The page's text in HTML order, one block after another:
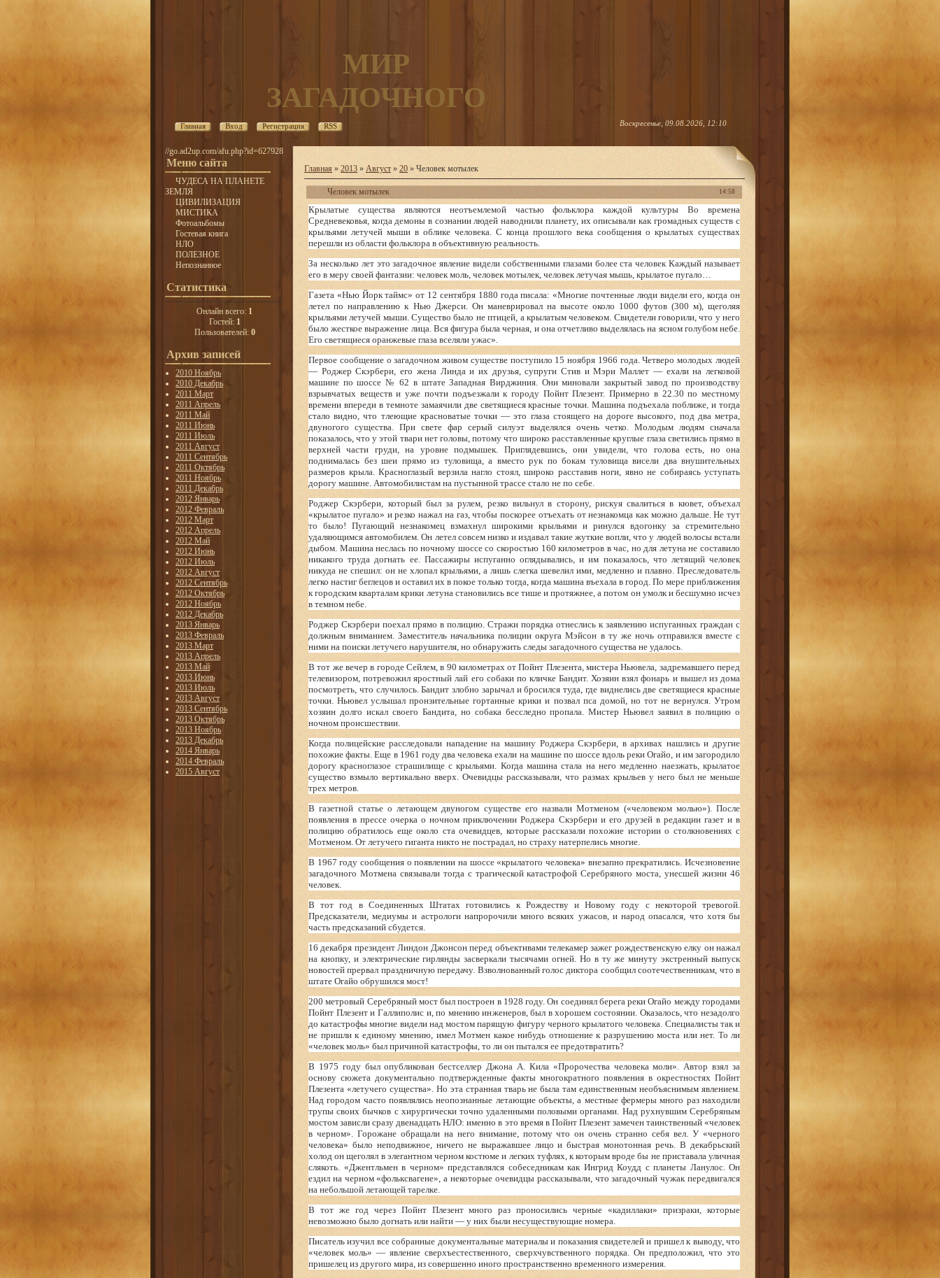
МИР
ЗАГАДОЧНОГО
Главная Вход Регистрация RSS Воскресенье, 09.08.2026, 12:10
//go.ad2up.com/afu.php?id=627928
Меню сайта
ЧУДЕСА НА ПЛАНЕТЕ
ЗЕМЛЯ
ЦИВИЛИЗАЦИЯ
МИСТИКА
Фотоальбомы
Гостевая книга
НЛО
ПОЛЕЗНОЕ
Непознанное
Статистика
Онлайн всего: 1
Гостей: 1
Пользователей: 0
Архив записей
2010 Ноябрь
2010 Декабрь
2011 Март
2011 Апрель
2011 Май
2011 Июнь
2011 Июль
2011 Август
2011 Сентябрь
2011 Октябрь
2011 Ноябрь
2011 Декабрь
2012 Январь
2012 Февраль
2012 Март
2012 Апрель
2012 Май
2012 Июнь
2012 Июль
2012 Август
2012 Сентябрь
2012 Октябрь
2012 Ноябрь
2012 Декабрь
2013 Январь
2013 Февраль
2013 Март
2013 Апрель
2013 Май
2013 Июнь
2013 Июль
2013 Август
2013 Сентябрь
2013 Октябрь
2013 Ноябрь
2013 Декабрь
2014 Январь
2014 Февраль
2015 Август
Главная » 2013 » Август » 20 » Человек мотылек
14:58
Человек мотылек
Крылатые существа являются неотъемлемой частью фольклора каждой культуры Во времена
Средневековья, когда демоны в сознании людей наводнили планету, их описывали как громадных существ с
крыльями летучей мыши в облике человека. С конца прошлого века сообщения о крылатых существах
перешли из области фольклора в объективную реальность.
За несколько лет это загадочное явление видели собственными глазами более ста человек Каждый называет
его в меру своей фантазии: человек моль, человек мотылек, человек летучая мышь, крылатое пугало…
Газета «Нью Йорк таймс» от 12 сентября 1880 года писала: «Многие почтенные люди видели его, когда он
летел по направлению к Нью Джерси. Он маневрировал на высоте около 1000 футов (300 м), щеголяя
крыльями летучей мыши. Существо было не птицей, а крылатым человеком. Свидетели говорили, что у него
было жесткое выражение лица. Вся фигура была черная, и она отчетливо выделялась на ясном голубом небе.
Его светящиеся оранжевые глаза вселяли ужас».
Первое сообщение о загадочном живом существе поступило 15 ноября 1966 года. Четверо молодых людей
— Роджер Скэрбери, его жена Линда и их друзья, супруги Стив и Мэри Маллет — ехали на легковой
машине по шоссе № 62 в штате Западная Вирджиния. Они миновали закрытый завод по производству
взрывчатых веществ и уже почти подъезжали к городу Пойнт Плезент. Примерно в 22.30 по местному
времени впереди в темноте замаячили две светящиеся красные точки. Машина подъехала поближе, и тогда
стало видно, что тлеющие красноватые точки — это глаза стоящего на дороге высокого, под два метра,
двуногого существа. При свете фар серый силуэт выделялся очень четко. Молодым людям сначала
показалось, что у этой твари нет головы, потому что широко расставленные круглые глаза светились прямо в
верхней части груди, на уровне подмышек. Приглядевшись, они увидели, что голова есть, но она
поднималась без шеи прямо из туловища, а вместо рук по бокам туловища висели два внушительных
размеров крыла. Красноглазый верзила нагло стоял, широко расставив ноги, явно не собираясь уступать
дорогу машине. Автомобилистам на пустынной трассе стало не по себе.
Роджер Скэрбери, который был за рулем, резко вильнул в сторону, рискуя свалиться в кювет, объехал
«крылатое пугало» и резко нажал на газ, чтобы поскорее отъехать от незнакомца как можно дальше. Не тут
то было! Пугающий незнакомец взмахнул широкими крыльями и ринулся вдогонку за стремительно
удаляющимся автомобилем. Он летел совсем низко и издавал такие жуткие вопли, что у людей волосы встали
дыбом. Машина неслась по ночному шоссе со скоростью 160 километров в час, но для летуна не составило
никакого труда догнать ее. Пассажиры испуганно оглядывались, и им показалось, что летящий человек
никуда не спешил: он не хлопал крыльями, а лишь слегка шевелил ими, медленно и плавно. Преследователь
легко настиг беглецов и оставил их в покое только тогда, когда машина въехала в город. По мере приближения
к городским кварталам крики летуна становились все тише и протяжнее, а потом он умолк и бесшумно исчез
в темном небе.
Роджер Скэрбери поехал прямо в полицию. Стражи порядка отнеслись к заявлению испуганных граждан с
должным вниманием. Заместитель начальника полиции округа Мэйсон в ту же ночь отправился вместе с
ними на поиски летучего нарушителя, но обнаружить следы загадочного существа не удалось.
В тот же вечер в городе Сейлем, в 90 километрах от Пойнт Плезента, мистера Ньювела, задремавшего перед
телевизором, потревожил яростный лай его собаки по кличке Бандит. Хозяин взял фонарь и вышел из дома
посмотреть, что случилось. Бандит злобно зарычал и бросился туда, где виднелись две светящиеся красные
точки. Ньювел услышал пронзительные гортанные крики и позвал пса домой, но тот не вернулся. Утром
хозяин долго искал своего Бандита, но собака бесследно пропала. Мистер Ньювел заявил в полицию о
ночном происшествии.
Когда полицейские расследовали нападение на машину Роджера Скэрбери, в архивах нашлись и другие
похожие факты. Еще в 1961 году два человека ехали на машине по шоссе вдоль реки Огайо, и им загородило
дорогу красноглазое страшилище с крыльями. Когда машина стала на него медленно наезжать, крылатое
существо взмыло вертикально вверх. Очевидцы рассказывали, что размах крыльев у него был не меньше
трех метров.
В газетной статье о летающем двуногом существе его назвали Мотменом («человеком молью»). После
появления в прессе очерка о ночном приключении Роджера Скэрбери и его друзей в редакции газет и в
полицию обратилось еще около ста очевидцев, которые рассказали похожие истории о столкновениях с
Мотменом. От летучего гиганта никто не пострадал, но страху натерпелись многие.
В 1967 году сообщения о появлении на шоссе «крылатого человека» внезапно прекратились. Исчезновение
загадочного Мотмена связывали тогда с трагической катастрофой Серебряного моста, унесшей жизни 46
человек.
В тот год в Соединенных Штатах готовились к Рождеству и Новому году с некоторой тревогой.
Предсказатели, медиумы и астрологи напророчили много всяких ужасов, и народ опасался, что хотя бы
часть предсказаний сбудется.
16 декабря президент Линдон Джонсон перед объективами телекамер зажег рождественскую елку он нажал
на кнопку, и электрические гирлянды засверкали тысячами огней. Но в ту же минуту экстренный выпуск
новостей прервал праздничную передачу. Взволнованный голос диктора сообщил соотечественникам, что в
штате Огайо обрушился мост!
200 метровый Серебряный мост был построен в 1928 году. Он соединял берега реки Огайо между городами
Пойнт Плезент и Галлиполис и, по мнению инженеров, был в хорошем состоянии. Оказалось, что незадолго
до катастрофы многие видели над мостом парящую фигуру черного крылатого человека. Специалисты так и
не пришли к единому мнению, имел Мотмен какое нибудь отношение к разрушению моста или нет. То ли
«человек моль» был причиной катастрофы, то ли он пытался ее предотвратить?
В 1975 году был опубликован бестселлер Джона А. Кила «Пророчества человека моли». Автор взял за
основу сюжета документально подтвержденные факты многократного появления в окрестностях Пойнт
Плезента «летучего существа». Но эта странная тварь не была там единственным необъяснимым явлением.
Над городом часто появлялись неопознанные летающие объекты, а местные фермеры много раз находили
трупы своих бычков с хирургически точно удаленными половыми органами. Над рухнувшим Серебряным
мостом зависли сразу двенадцать НЛО: именно в это время в Пойнт Плезент замечен таинственный «человек
в черном». Горожане обращали на него внимание, потому что он очень странно себя вел. У «черного
человека» было неподвижное, ничего не выражавшее лицо и быстрая монотонная речь. В декабрьский
холод он щеголял в элегантном черном костюме и легких туфлях, к которым вроде бы не приставала уличная
слякоть. «Джентльмен в черном» представлялся собеседникам как Ингрид Коудд с планеты Ланулос. Он
ездил на черном «фольксвагене», а некоторые очевидцы рассказывали, что загадочный чужак передвигался
на небольшой летающей тарелке.
В тот же год через Пойнт Плезент много раз проносились черные «кадиллаки» призраки, которые
невозможно было догнать или найти — у них были несуществующие номера.
Писатель изучил все собранные документальные материалы и показания свидетелей и пришел к выводу, что
«человек моль» — явление сверхъестественного, сверхчувственного порядка. Он предположил, что это
пришелец из другого мира, из совершенно иного пространственно временного измерения.